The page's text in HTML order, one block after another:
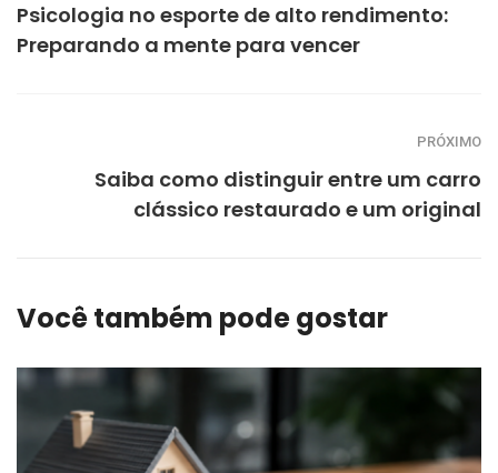
Psicologia no esporte de alto rendimento:
Preparando a mente para vencer
PRÓXIMO
Saiba como distinguir entre um carro
clássico restaurado e um original
Você também pode gostar